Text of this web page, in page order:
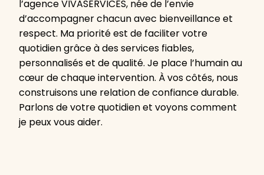
l’agence VIVASERVICES, née de l’envie
d’accompagner chacun avec bienveillance et
respect. Ma priorité est de faciliter votre
quotidien grâce à des services fiables,
personnalisés et de qualité. Je place l’humain au
cœur de chaque intervention. À vos côtés, nous
construisons une relation de confiance durable.
Parlons de votre quotidien et voyons comment
je peux vous aider.